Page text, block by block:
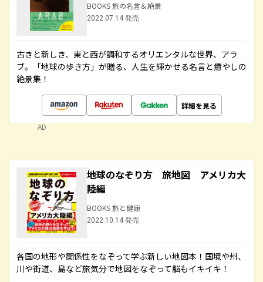
BOOKS 旅の名言＆絶景
2022.07.14 発売
古きと新しき、東と西が調和するオリエンタルな世界、アラ
ブ。「地球の歩き方」が贈る、人生を輝かせる名言と癒やしの
絶景集！
詳細を見る
AD
地球のなぞり方 旅地図 アメリカ大
陸編
BOOKS 旅と健康
2022.10.14 発売
各国の地形や関係性をなぞって学ぶ新しい地図本！国境や州、
川や街道、島など旅気分で地図をなぞって脳もイキイキ！